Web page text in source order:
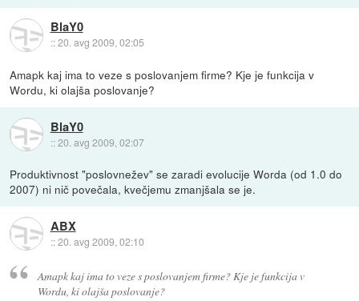
BlaY0
::20. avg 2009, 02:05
Amapk kaj ima to veze s poslovanjem firme? Kje je funkcija v
Wordu, ki olajša poslovanje?
BlaY0
::20. avg 2009, 02:07
Produktivnost "poslovnežev" se zaradi evolucije Worda (od 1.0 do
2007) ni nič povečala, kvečjemu zmanjšala se je.
ABX
::20. avg 2009, 02:10
Amapk kaj ima to veze s poslovanjem firme? Kje je funkcija v
Wordu, ki olajša poslovanje?